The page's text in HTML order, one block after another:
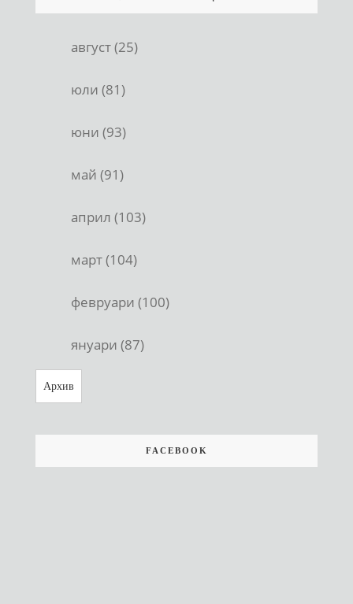
август (25)
юли (81)
юни (93)
май (91)
април (103)
март (104)
февруари (100)
януари (87)
Архив
FACEBOOK